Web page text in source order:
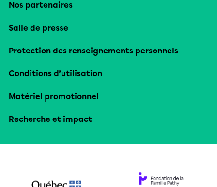
Nos partenaires
Salle de presse
Protection des renseignements personnels
Conditions d’utilisation
Matériel promotionnel
Recherche et impact